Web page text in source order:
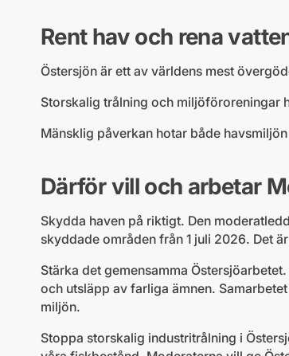
Rent hav och rena
Östersjön är ett av världens mest
Storskalig trålning och miljöföroreningar
Mänsklig påverkan hotar både
Därför vill och arbetar
Skydda haven på riktigt. Den
skyddade områden från 1 juli 2026. Det
Stärka det gemensamma
och utsläpp av farliga ämnen.
miljön.
Stoppa storskalig industritrålning i